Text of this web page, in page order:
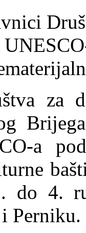
za
a
do 4.
Perniku.